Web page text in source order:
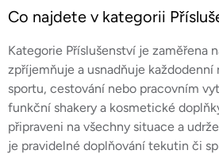
l
d
a
c
í
p
r
Co najdete v kategorii
Kategorie Příslušenství je zaměřena
zpříjemňuje a usnadňuje
sportu, cestování nebo pracovním
funkční shakery a kosmetické
připraveni na všechny situace a
je pravidelné doplňování tekutin či